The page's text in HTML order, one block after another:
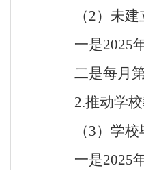
（2）未建
一是2025
二是每月
2.推动学
（3）学
一是2025